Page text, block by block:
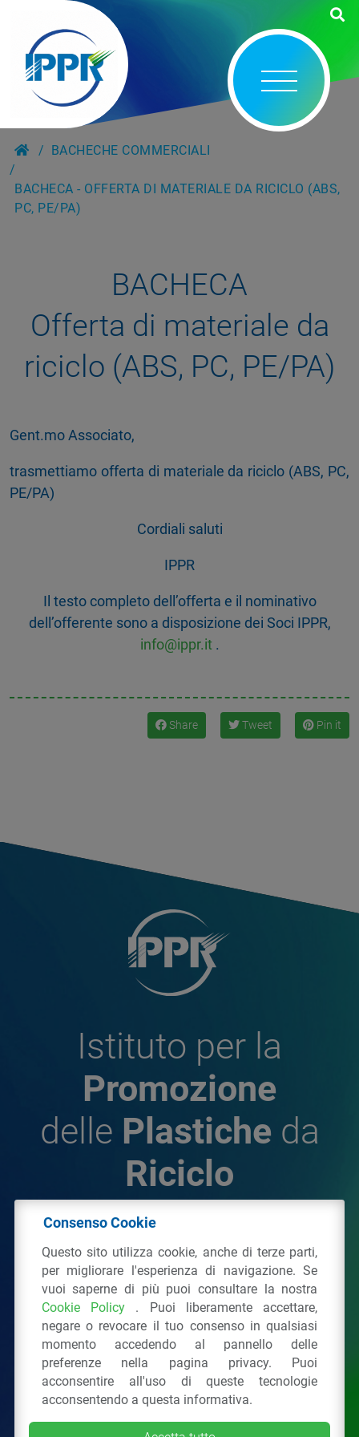
BACHECHE COMMERCIALI
BACHECA - OFFERTA DI MATERIALE DA RICICLO (ABS,
PC, PE/PA)
BACHECA
Offerta di materiale da
riciclo (ABS, PC, PE/PA)
Gent.mo Associato,
trasmettiamo offerta di materiale da riciclo (ABS, PC,
PE/PA)
Cordiali saluti
IPPR
Il testo completo dell’offerta e il nominativo
dell’offerente sono a disposizione dei Soci IPPR,
info@ippr.it .
Share Tweet Pin it
Istituto per la
Promozione
delle Plastiche da
Riciclo
Plastiche da Riciclo
C.F. 97381090154
Via San Vittore 36 20123Milano (MI)
Tel.: 02 43928225.
Tutti i diritti riservati Privacy Policy &Cookie
Consenso Cookie
Questo sito utilizza cookie, anche di terze parti,
per migliorare l'esperienza di navigazione. Se
vuoi saperne di più puoi consultare la nostra
Cookie Policy . Puoi liberamente accettare,
negare o revocare il tuo consenso in qualsiasi
momento accedendo al pannello delle
preferenze nella pagina privacy. Puoi
acconsentire all'uso di queste tecnologie
acconsentendo a questa informativa.